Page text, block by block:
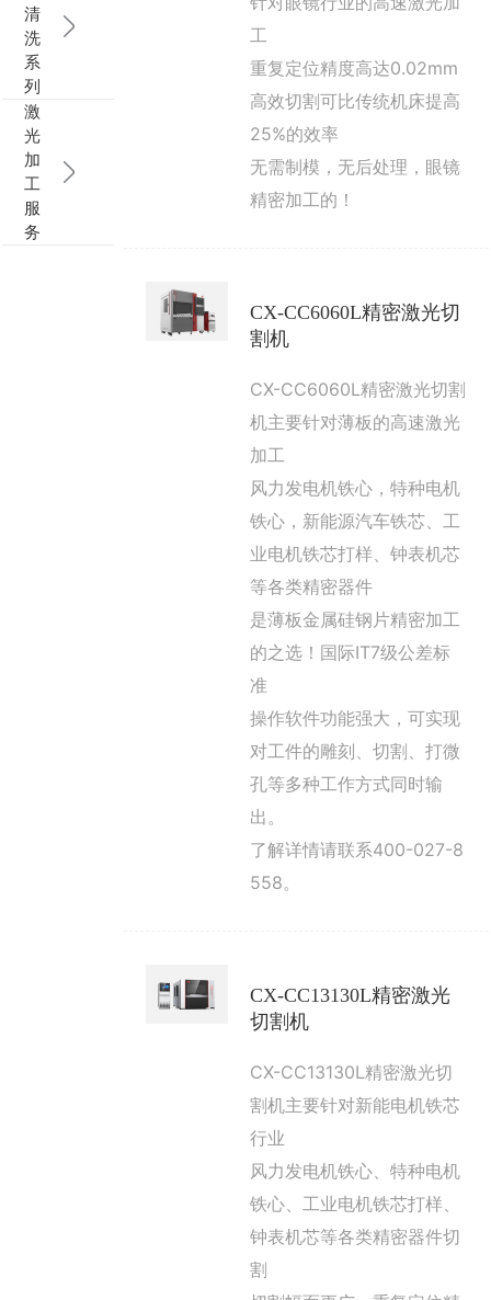
清
洗
系
列
激
光
加
工
服
务
工
重复定位精度高达0.02mm
高效切割可比传统机床提高
25%的效率
无需制模，无后处理，眼镜
精密加工的！
CX-CC6060L精密激光切
割机
CX-CC6060L精密激光切割
机主要针对薄板的高速激光
加工
风力发电机铁心，特种电机
铁心，新能源汽车铁芯、工
业电机铁芯打样、钟表机芯
等各类精密器件
是薄板金属硅钢片精密加工
的之选！国际IT7级公差标
准
操作软件功能强大，可实现
对工件的雕刻、切割、打微
孔等多种工作方式同时输
出。
了解详情请联系400-027-8
558。
CX-CC13130L精密激光
切割机
CX-CC13130L精密激光切
割机主要针对新能电机铁芯
行业
风力发电机铁心、特种电机
铁心、工业电机铁芯打样、
钟表机芯等各类精密器件切
割